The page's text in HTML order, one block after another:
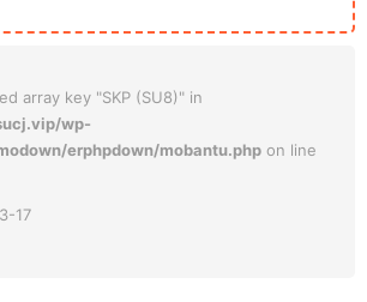
array key "SKP (SU8)" in
wp-
erphpdown/mobantu.php on line
17